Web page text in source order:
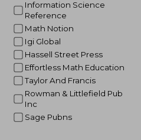
Information Science
Reference
Math Notion
Igi Global
Hassell Street Press
Effortless Math Education
Taylor And Francis
Rowman & Littlefield Pub
Inc
Sage Pubns